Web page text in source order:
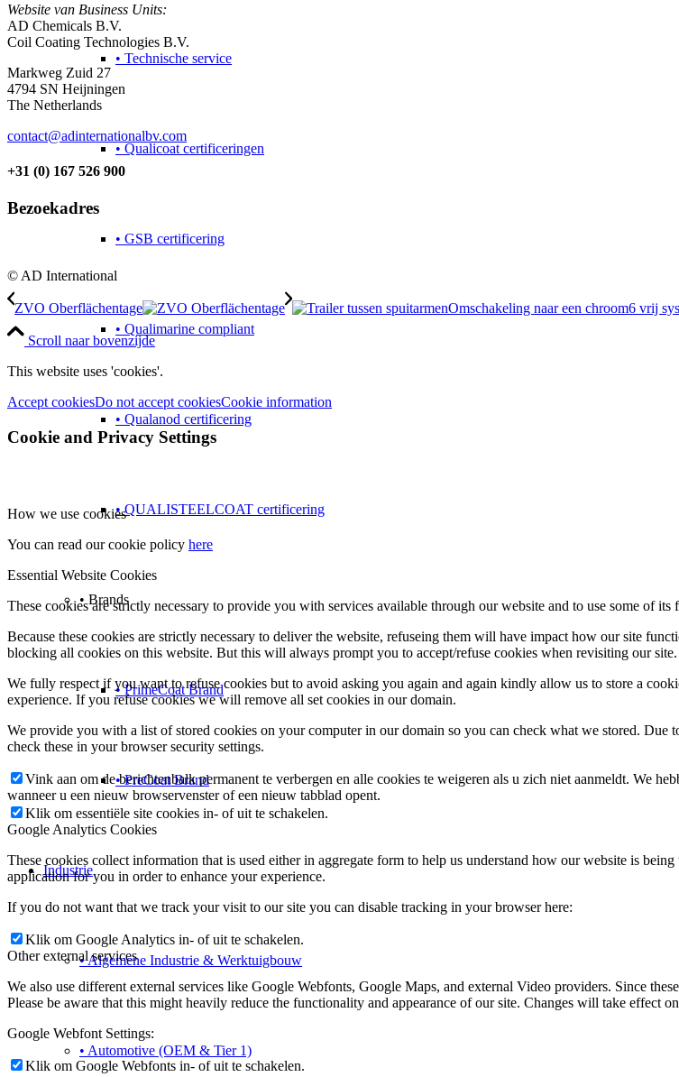
• Technische service
• Qualicoat certificeringen
• GSB certificering
• Qualimarine compliant
• Qualanod certificering
• QUALISTEELCOAT certificering
• Brands
• PrimeCoat Brand
• PreCoat Brand
Industrie
• Algemene Industrie & Werktuigbouw
• Automotive (OEM & Tier 1)
Website van Business Units:
AD Chemicals B.V.
Coil Coating Technologies B.V.
Markweg Zuid 27
4794 SN Heijningen
The Netherlands
contact@adinternationalbv.com
+31 (0) 167 526 900
Bezoekadres
© AD International
ZVO Oberflächentage Omschakeling naar een chroom6 vrij
Scroll naar bovenzijde
This website uses 'cookies'.
Accept cookiesDo not accept cookiesCookie information
Cookie and Privacy Settings
How we use cookies
You can read our cookie policy here
Essential Website Cookies
These cookies are strictly necessary to provide you with services available through our website and to use some of its
Because these cookies are strictly necessary to deliver the website, refuseing them will have impact how our site
blocking all cookies on this website. But this will always prompt you to accept/refuse cookies when revisiting our site.
We fully respect if you want to refuse cookies but to avoid asking you again and again kindly allow us to store a
experience. If you refuse cookies we will remove all set cookies in our domain.
We provide you with a list of stored cookies on your computer in our domain so you can check what we stored.
check these in your browser security settings.
Vink aan om de berichtenbalk permanent te verbergen en alle cookies te weigeren als u zich niet aanmeldt. We
wanneer u een nieuw browservenster of een nieuw tabblad opent.
Klik om essentiële site cookies in- of uit te schakelen.
Google Analytics Cookies
These cookies collect information that is used either in aggregate form to help us understand how our website is
application for you in order to enhance your experience.
If you do not want that we track your visit to our site you can disable tracking in your browser here:
Klik om Google Analytics in- of uit te schakelen.
Other external services
We also use different external services like Google Webfonts, Google Maps, and external Video providers. Since
Please be aware that this might heavily reduce the functionality and appearance of our site. Changes will take effect
Google Webfont Settings:
Klik om Google Webfonts in- of uit te schakelen.